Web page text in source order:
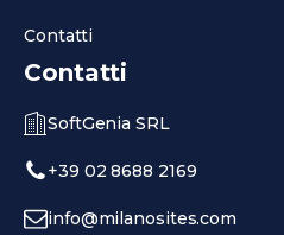
Contatti
Contatti
SoftGenia SRL
+39 02 8688 2169
info@milanosites.com